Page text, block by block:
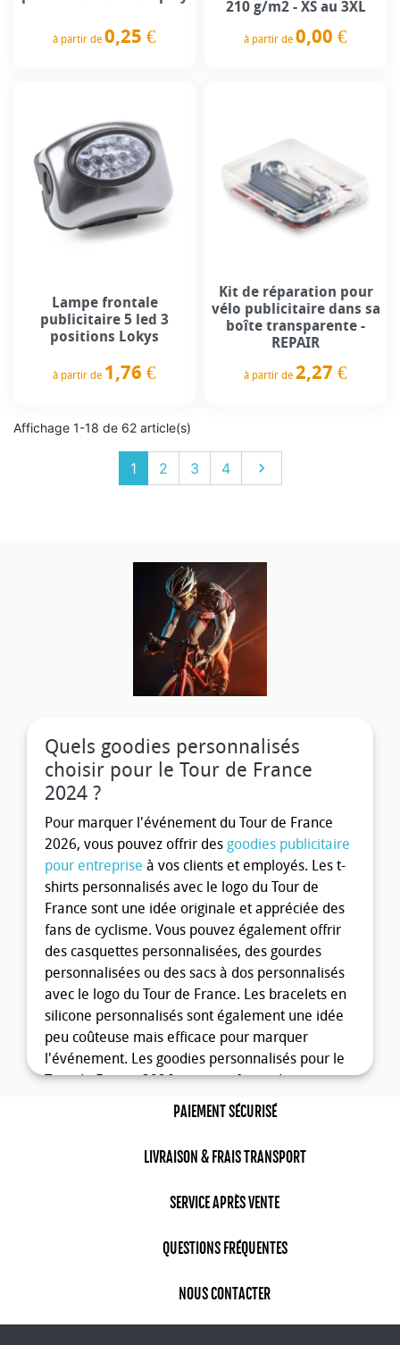
Quels goodies personnalisés
choisir pour le Tour de France
2024 ?
Pour marquer l'événement du Tour de France
2026, vous pouvez offrir des goodies publicitaire
pour entreprise à vos clients et employés. Les t-
shirts personnalisés avec le logo du Tour de
France sont une idée originale et appréciée des
fans de cyclisme. Vous pouvez également offrir
des casquettes personnalisées, des gourdes
personnalisées ou des sacs à dos personnalisés
avec le logo du Tour de France. Les bracelets en
silicone personnalisés sont également une idée
peu coûteuse mais efficace pour marquer
l'événement. Les goodies personnalisés pour le
Tour de France 2026 sont une façon de
promouvoir votre entreprise tout en célébrant
l'événement avec vos clients et employés.
Des goodies pour suivre le Tour de
Si vous suivez le Tour de France 2026 depuis
des goodies personnalisés pour créer une
drapeaux personnalisés avec le logo du Tour de
à partir de 0,25 €
210 g/m2 - XS au 3XL
à partir de 0,00 €
Lampe frontale
publicitaire 5 led 3
positions Lokys
à partir de 1,76 €
Kit de réparation pour
vélo publicitaire dans sa
boîte transparente -
REPAIR
à partir de 2,27 €
Affichage 1-18 de 62 article(s)
1 2 3 4 Suivant

PAIEMENT SÉCURISÉ
LIVRAISON & FRAIS TRANSPORT
SERVICE APRÈS VENTE
QUESTIONS FRÉQUENTES
NOUS CONTACTER